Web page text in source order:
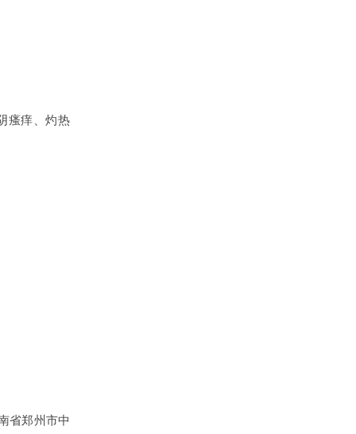
瘙痒、灼热
省郑州市中